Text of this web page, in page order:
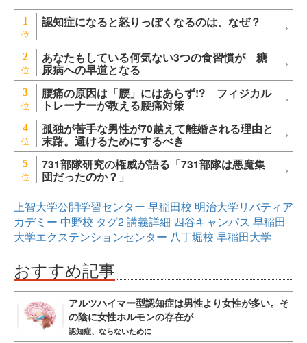
1 認知症になると怒りっぽくなるのは、なぜ？
2 あなたもしている何気ない3つの食習慣が 糖
尿病への早道となる
3 腰痛の原因は「腰」にはあらず!? フィジカル
トレーナーが教える腰痛対策
4 孤独が苦手な男性が70越えて離婚される理由と
末路。避けるためにするべき
5 731部隊研究の権威が語る「731部隊は悪魔集
団だったのか？」
上智大学公開学習センター 早稲田校 明治大学リバティア
カデミー 中野校 タグ2講義詳細 四谷キャンパス 早稲田
大学エクステンションセンター 八丁堀校 早稲田大学
おすすめ記事
アルツハイマー型認知症は男性より女性が多い。そ
の陰に女性ホルモンの存在が
認知症、ならないために